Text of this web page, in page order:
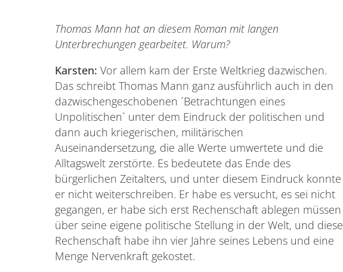
Thomas Mann hat an diesem Roman mit langen
Unterbrechungen gearbeitet. Warum?
Karsten: Vor allem kam der Erste Weltkrieg dazwischen.
Das schreibt Thomas Mann ganz ausführlich auch in den
dazwischengeschobenen ´Betrachtungen eines
Unpolitischen` unter dem Eindruck der politischen und
dann auch kriegerischen, militärischen
Auseinandersetzung, die alle Werte umwertete und die
Alltagswelt zerstörte. Es bedeutete das Ende des
bürgerlichen Zeitalters, und unter diesem Eindruck konnte
er nicht weiterschreiben. Er habe es versucht, es sei nicht
gegangen, er habe sich erst Rechenschaft ablegen müssen
über seine eigene politische Stellung in der Welt, und diese
Rechenschaft habe ihn vier Jahre seines Lebens und eine
Menge Nervenkraft gekostet.